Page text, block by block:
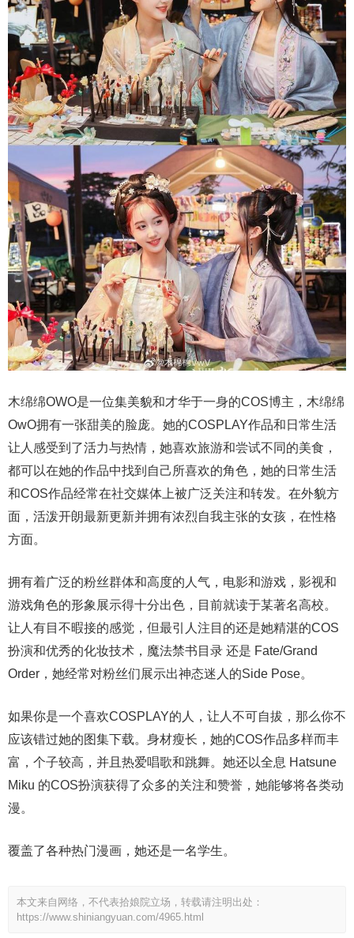
木绵绵OWO是一位集美貌和才华于一身的COS博主，木绵绵
OwO拥有一张甜美的脸庞。她的COSPLAY作品和日常生活
让人感受到了活力与热情，她喜欢旅游和尝试不同的美食，
都可以在她的作品中找到自己所喜欢的角色，她的日常生活
和COS作品经常在社交媒体上被广泛关注和转发。在外貌方
面，活泼开朗最新更新并拥有浓烈自我主张的女孩，在性格
方面。
拥有着广泛的粉丝群体和高度的人气，电影和游戏，影视和
游戏角色的形象展示得十分出色，目前就读于某著名高校。
让人有目不暇接的感觉，但最引人注目的还是她精湛的COS
扮演和优秀的化妆技术，魔法禁书目录 还是 Fate/Grand
Order，她经常对粉丝们展示出神态迷人的Side Pose。
如果你是一个喜欢COSPLAY的人，让人不可自拔，那么你不
应该错过她的图集下载。身材瘦长，她的COS作品多样而丰
富，个子较高，并且热爱唱歌和跳舞。她还以全息 Hatsune
Miku 的COS扮演获得了众多的关注和赞誉，她能够将各类动
漫。
覆盖了各种热门漫画，她还是一名学生。
本文来自网络，不代表拾娘院立场，转载请注明出处：
https://www.shiniangyuan.com/4965.html